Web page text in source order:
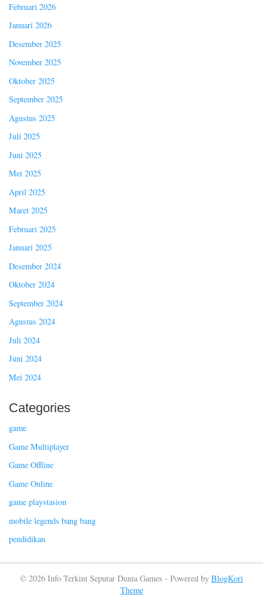
Februari 2026
Januari 2026
Desember 2025
November 2025
Oktober 2025
September 2025
Agustus 2025
Juli 2025
Juni 2025
Mei 2025
April 2025
Maret 2025
Februari 2025
Januari 2025
Desember 2024
Oktober 2024
September 2024
Agustus 2024
Juli 2024
Juni 2024
Mei 2024
Categories
game
Game Multiplayer
Game Offline
Game Online
game playstasion
mobile legends bang bang
pendidikan
© 2026 Info Terkini Seputar Dunia Games - Powered by BlogKori
Theme